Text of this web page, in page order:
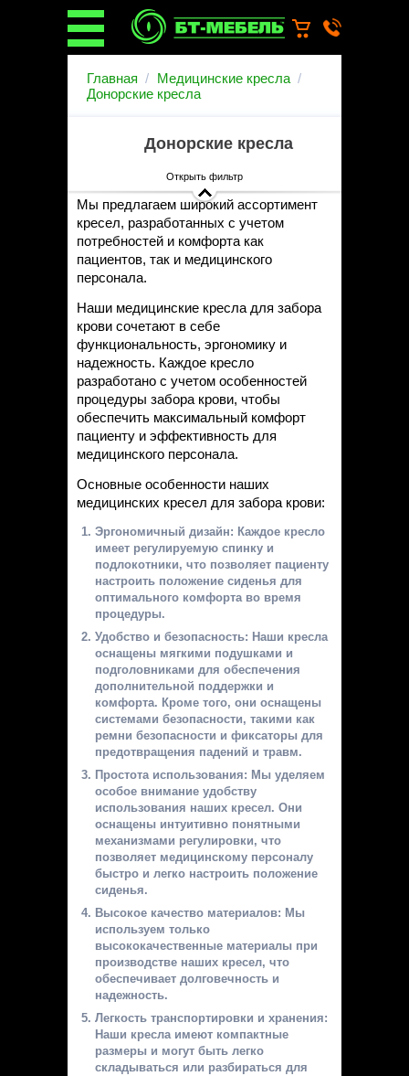
О бренде
Услуги
Монтаж операционных
светильников
Ремонт медицинской мебели
Запасные части
Гарантийное обслуживание
медицинской мебели
Установка медицинской мебели
Доставка
Наши объекты
Производители
Дилерам
Статьи
Контакты
Главная
Медицинские кресла
Донорские кресла
Донорские кресла
Открыть фильтр
Мы предлагаем широкий ассортимент
кресел, разработанных с учетом
потребностей и комфорта как
пациентов, так и медицинского
персонала.
Наши медицинские кресла для забора
крови сочетают в себе
функциональность, эргономику и
надежность. Каждое кресло
разработано с учетом особенностей
процедуры забора крови, чтобы
обеспечить максимальный комфорт
пациенту и эффективность для
медицинского персонала.
Основные особенности наших
медицинских кресел для забора крови:
Эргономичный дизайн: Каждое кресло
имеет регулируемую спинку и
подлокотники, что позволяет пациенту
настроить положение сиденья для
оптимального комфорта во время
процедуры.
Удобство и безопасность: Наши кресла
оснащены мягкими подушками и
подголовниками для обеспечения
дополнительной поддержки и
комфорта. Кроме того, они оснащены
системами безопасности, такими как
ремни безопасности и фиксаторы для
предотвращения падений и травм.
Простота использования: Мы уделяем
особое внимание удобству
использования наших кресел. Они
оснащены интуитивно понятными
механизмами регулировки, что
позволяет медицинскому персоналу
быстро и легко настроить положение
сиденья.
Высокое качество материалов: Мы
используем только
высококачественные материалы при
производстве наших кресел, что
обеспечивает долговечность и
надежность.
Легкость транспортировки и хранения:
Наши кресла имеют компактные
размеры и могут быть легко
складываться или разбираться для